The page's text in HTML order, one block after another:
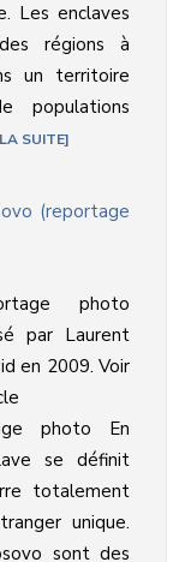
Les enclaves
régions à
un territoire
populations
SUITE
(reportage
photo
par Laurent
en 2009. Voir
photo En
se définit
totalement
unique.
sont des